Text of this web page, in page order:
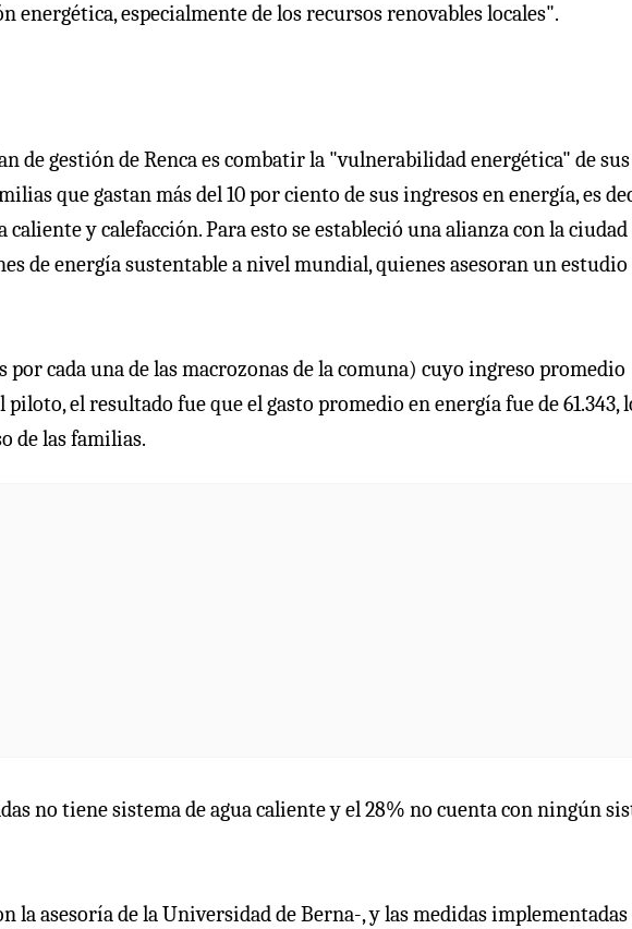
especialmente de los recursos renovables locales".
de gestión de Renca es combatir la "vulnerabilidad energética" de sus
que gastan más del 10 por ciento de sus ingresos en energía, es
y calefacción. Para esto se estableció una alianza con la ciudad
de energía sustentable a nivel mundial, quienes asesoran un
cada una de las macrozonas de la comuna) cuyo ingreso promedio
el resultado fue que el gasto promedio en energía fue de 61.343,
de las familias.
no tiene sistema de agua caliente y el 28% no cuenta con ningún
la asesoría de la Universidad de Berna-, y las medidas implementadas